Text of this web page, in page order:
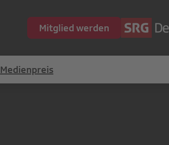
Mitglied werden
Medienpreis